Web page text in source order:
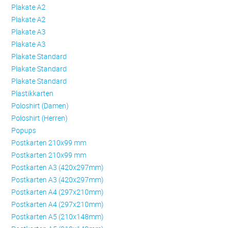
Plakate A2
Plakate A2
Plakate A3
Plakate A3
Plakate Standard
Plakate Standard
Plakate Standard
Plastikkarten
Poloshirt (Damen)
Poloshirt (Herren)
Popups
Postkarten 210x99 mm
Postkarten 210x99 mm
Postkarten A3 (420x297mm)
Postkarten A3 (420x297mm)
Postkarten A4 (297x210mm)
Postkarten A4 (297x210mm)
Postkarten A5 (210x148mm)